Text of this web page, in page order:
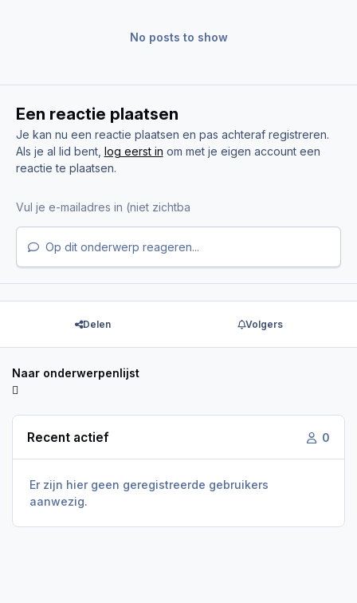
No posts to show
Een reactie plaatsen
Je kan nu een reactie plaatsen en pas achteraf registreren.
Als je al lid bent, log eerst in om met je eigen account een
reactie te plaatsen.
Op dit onderwerp reageren...
Delen Volgers
Naar onderwerpenlijst
Recent actief 0
Er zijn hier geen geregistreerde gebruikers
aanwezig.